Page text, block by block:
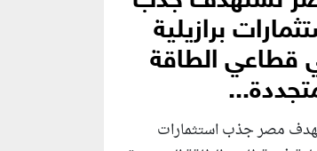
برازيلية
قطاعي الطاقة
مصر جذب استثمارات